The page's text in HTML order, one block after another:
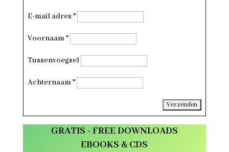
E-mail adres *
Voornaam*
Tussenvoegsel
Achternaam*
GRATIS - FREE DOWNLOADS
EBOOKS & CDS